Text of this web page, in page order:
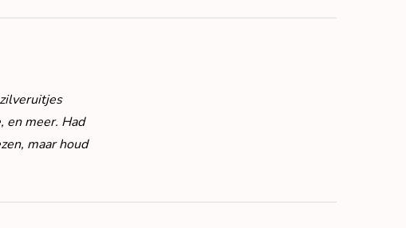
en meer. Had
maar houd